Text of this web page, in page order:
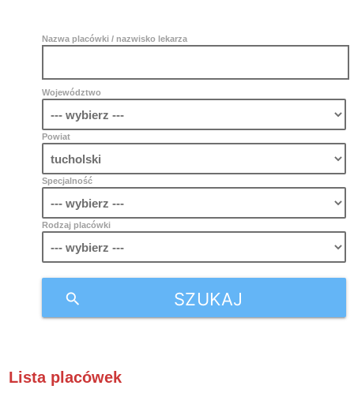
Nazwa placówki / nazwisko lekarza
Województwo
Powiat
Specjalność
Rodzaj placówki
SZUKAJ
search
Lista placówek